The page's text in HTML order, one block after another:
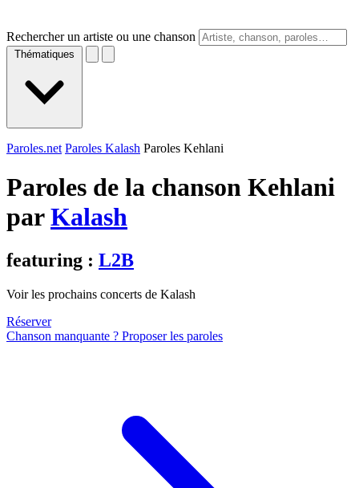
Rechercher un artiste ou une chanson
Thématiques
Paroles.net Paroles Kalash Paroles Kehlani
Paroles de la chanson Kehlani
parKalash
featuring : L2B
Voir les prochains concerts de Kalash
Réserver
Chanson manquante ? Proposer les paroles